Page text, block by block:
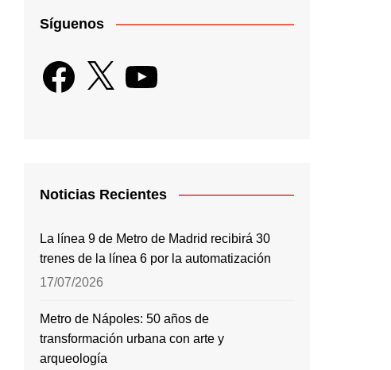
Síguenos
Facebook
X YouTube
Noticias Recientes
La línea 9 de Metro de Madrid recibirá 30
trenes de la línea 6 por la automatización
17/07/2026
Metro de Nápoles: 50 años de
transformación urbana con arte y
arqueología